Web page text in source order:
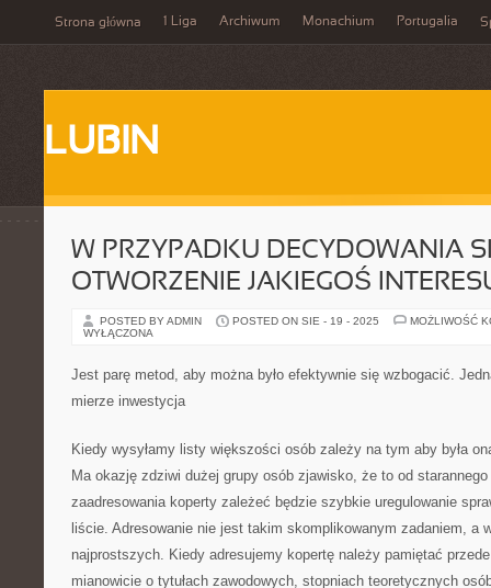
Strona główna 1 Liga Archiwum Monachium Portugalia
LUBIN
W PRZYPADKU DECYDOWANIA
OTWORZENIE JAKIEGOŚ
POSTED BY ADMIN POSTED ON SIE - 19 - 2025
MOŻLIWOŚĆ
WYŁĄCZONA
Jest parę metod, aby można było efektywnie się wzbogacić.
mierze inwestycja
Kiedy wysyłamy listy większości osób zależy na tym aby była
Ma okazję zdziwi dużej grupy osób zjawisko, że to od
zaadresowania koperty zależeć będzie szybkie uregulowanie
liście. Adresowanie nie jest takim skomplikowanym zadaniem, a
najprostszych. Kiedy adresujemy kopertę należy pamiętać
mianowicie o tytułach zawodowych, stopniach teoretycznych